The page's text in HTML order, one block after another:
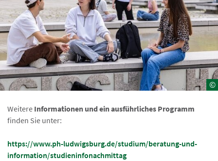
©
Weitere Informationen und ein ausführliches Programm
finden Sie unter:
https://www.ph-ludwigsburg.de/studium/beratung-und-
information/studieninfonachmittag